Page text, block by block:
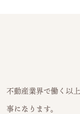
不動産業界で働く以
事になります。